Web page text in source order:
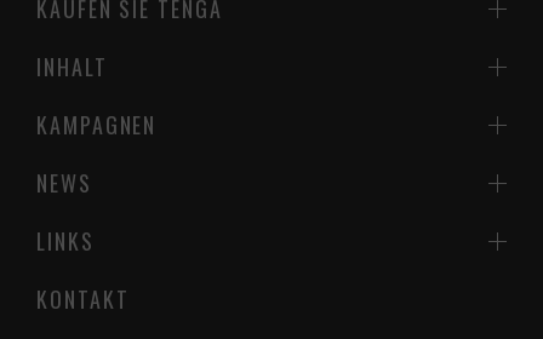
KAUFEN SIE TENGA
INHALT
NEWS
KONTAKT
KAMPAGNEN
LINKS